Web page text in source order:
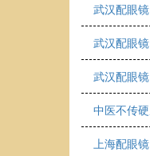
武汉配眼
武汉配眼
武汉配眼镜
中医不传
上海配眼镜